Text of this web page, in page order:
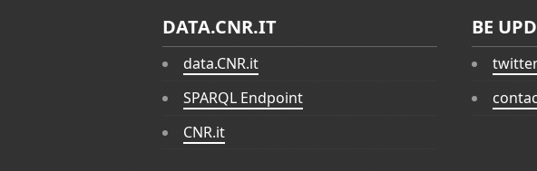
DATA.CNR.IT
data.CNR.it
SPARQL Endpoint
CNR.it
BE